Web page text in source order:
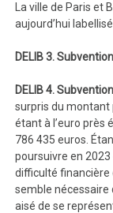
La ville de Paris et
aujourd’hui
DELIB 3.
DELIB 4.
surpris du montant
étant à l’euro près
786 435 euros.
poursuivre en
difficulté financière
semble nécessaire
aisé de se